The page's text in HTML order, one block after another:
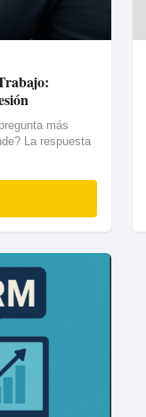
más
La respuesta